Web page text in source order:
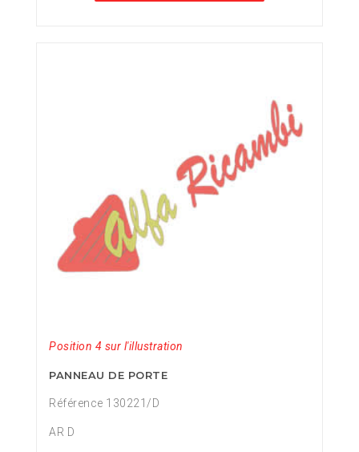
Position 4 sur l'illustration
PANNEAU DE PORTE
Référence 130221/D
AR D